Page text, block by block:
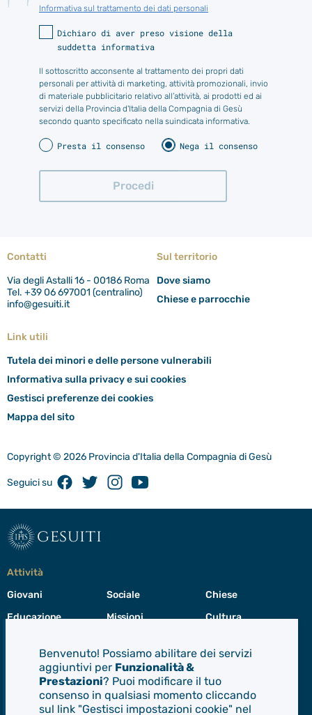
Informativa sul trattamento dei dati personali
Dichiaro di aver preso visione della
suddetta informativa
Il sottoscritto acconsente al trattamento dei propri dati
personali per attività di marketing, attività promozionali, invio
di materiale pubblicitario relativo all’attività, ai prodotti ed ai
servizi della Provincia d'Italia della Compagnia di Gesù
secondo quanto specificato nella suindicata informativa.
Presta il consenso Nega il consenso
Contatti
Via degli Astalli 16 - 00186 Roma
Tel. +39 06 697001 (centralino)
info@gesuiti.it
Sul territorio
Dove siamo
Chiese e parrocchie
Link utili
Tutela dei minori e delle persone vulnerabili
Informativa sulla privacy e sui cookies
Gestisci preferenze dei cookies
Mappa del sito
Copyright © 2026 Provincia d'Italia della Compagnia di Gesù
Seguici su FacebookTwitterInstagramYoutube
gesuiti
Attività
Giovani
Educazione
Sociale
Missioni
Chiese
Cultura
Leadership
Gesuiti
Benvenuto! Possiamo abilitare dei servizi
aggiuntivi per Funzionalità &
Prestazioni? Puoi modificare il tuo
consenso in qualsiasi momento cliccando
sul link "Gestisci impostazioni cookie" nel